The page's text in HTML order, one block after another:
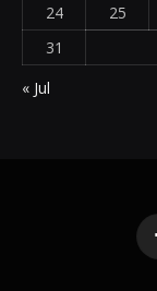
24
25
31
« Jul